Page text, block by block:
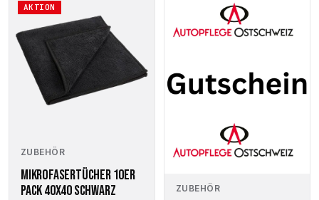
AKTION
ZUBEHÖR
MIKROFASERTÜCHER 10ER
PACK 40X40 SCHWARZ
ZUBEHÖR
weist
auf.
Die
der
werden